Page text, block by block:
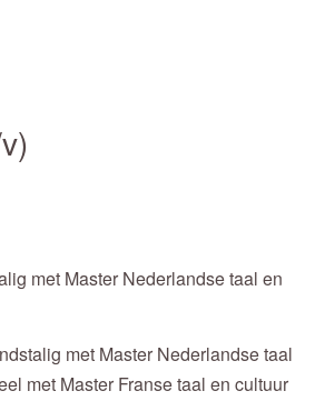
met Master Nederlandse taal en
met Master Nederlandse taal
met Master Franse taal en cultuur